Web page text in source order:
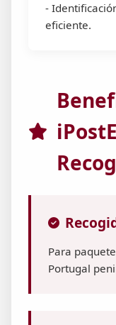
-
eficiente.
Para
Portugal